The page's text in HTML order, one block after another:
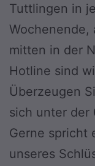
Tuttlingen in
Wochenende,
mitten in der
Hotline sind
Überzeugen
sich unter der
Gerne spricht
unseres